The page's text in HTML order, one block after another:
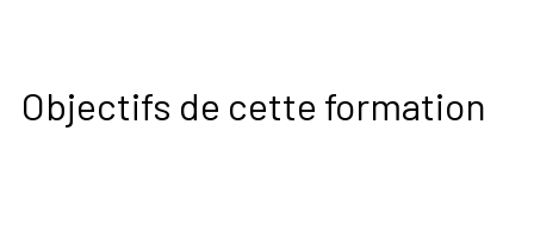
Objectifs de cette formation